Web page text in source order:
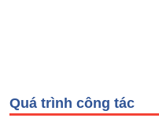
Quá trình công tác